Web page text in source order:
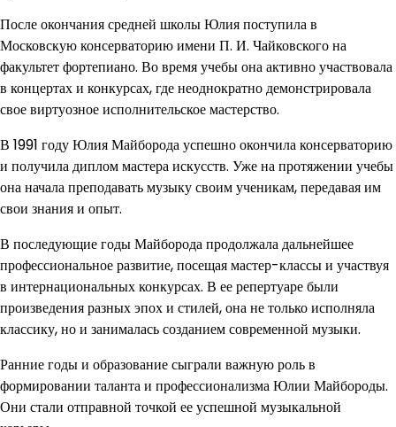
После окончания средней школы Юлия поступила в
Московскую консерваторию имени П. И. Чайковского на
факультет фортепиано. Во время учебы она активно участвовала
в концертах и конкурсах, где неоднократно демонстрировала
свое виртуозное исполнительское мастерство.
В 1991 году Юлия Майборода успешно окончила консерваторию
и получила диплом мастера искусств. Уже на протяжении учебы
она начала преподавать музыку своим ученикам, передавая им
свои знания и опыт.
В последующие годы Майборода продолжала дальнейшее
профессиональное развитие, посещая мастер-классы и участвуя
в интернациональных конкурсах. В ее репертуаре были
произведения разных эпох и стилей, она не только исполняла
классику, но и занималась созданием современной музыки.
Ранние годы и образование сыграли важную роль в
формировании таланта и профессионализма Юлии Майбороды.
Они стали отправной точкой ее успешной музыкальной